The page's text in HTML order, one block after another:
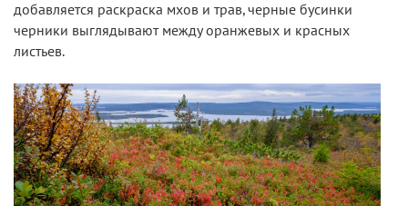
добавляется раскраска мхов и трав, черные бусинки
черники выглядывают между оранжевых и красных
листьев.